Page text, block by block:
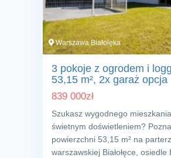
Warszawa Białołęka
3 pokoje z ogrodem i
53,15 m², 2x garaż opcja
839 000zł
Szukasz wygodnego
świetnym doświetleniem?
powierzchni 53,15 m² na
warszawskiej Białołęce,